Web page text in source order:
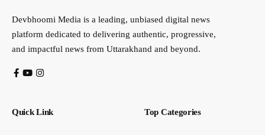
Devbhoomi Media is a leading, unbiased digital news
platform dedicated to delivering authentic, progressive,
and impactful news from Uttarakhand and beyond.
Quick Link Top Categories